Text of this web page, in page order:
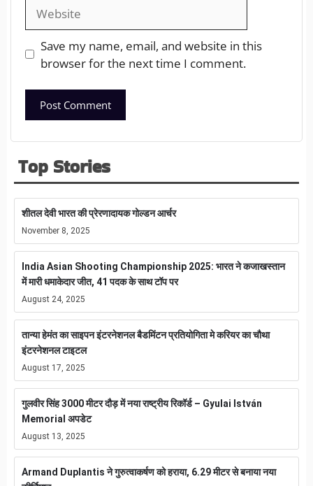
Save my name, email, and website in this
browser for the next time I comment.
Top Stories
शीतल देवी भारत की प्रेरणादायक गोल्डन आर्चर
November 8, 2025
India Asian Shooting Championship 2025: भारत ने कजाखस्तान
में मारी धमाकेदार जीत, 41 पदक के साथ टॉप पर
August 24, 2025
तान्या हेमंत का साइपन इंटरनेशनल बैडमिंटन प्रतियोगिता मे करियर का चौथा
इंटरनेशनल टाइटल
August 17, 2025
गुलवीर सिंह 3000 मीटर दौड़ में नया राष्ट्रीय रिकॉर्ड – Gyulai István
Memorial अपडेट
August 13, 2025
Armand Duplantis ने गुरुत्वाकर्षण को हराया, 6.29 मीटर से बनाया नया